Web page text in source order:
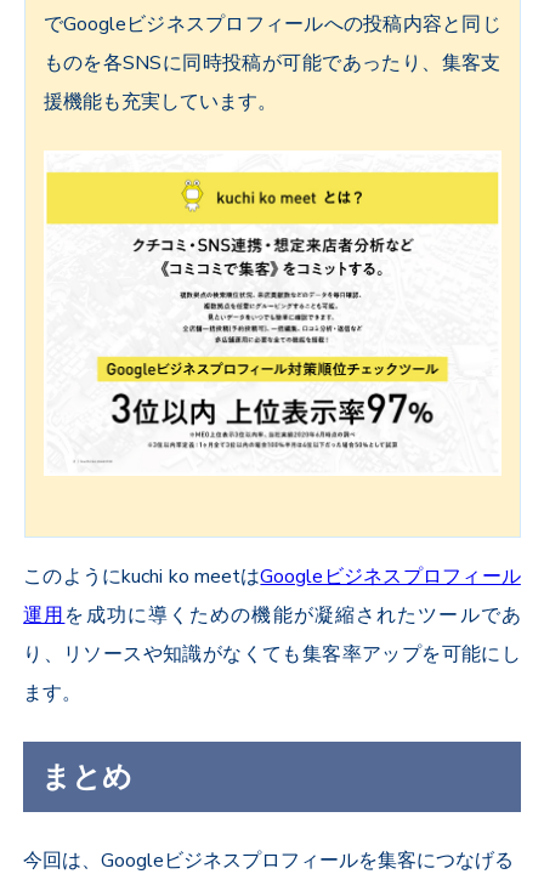
でGoogleビジネスプロフィールへの投稿内容と同じ
ものを各SNSに同時投稿が可能であったり、集客支
援機能も充実しています。
このようにkuchi ko meetはGoogleビジネスプロフィール
運用を成功に導くための機能が凝縮されたツールであ
り、リソースや知識がなくても集客率アップを可能にし
ます。
まとめ
今回は、Googleビジネスプロフィールを集客につなげる